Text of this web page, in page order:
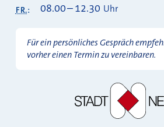
FR.: 08.00–12.30 Uhr
Für ein persönliches Gespräch
vorher einen Termin zu vereinbaren.